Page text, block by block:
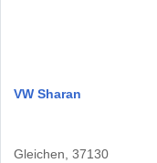
VW Sharan
Gleichen, 37130